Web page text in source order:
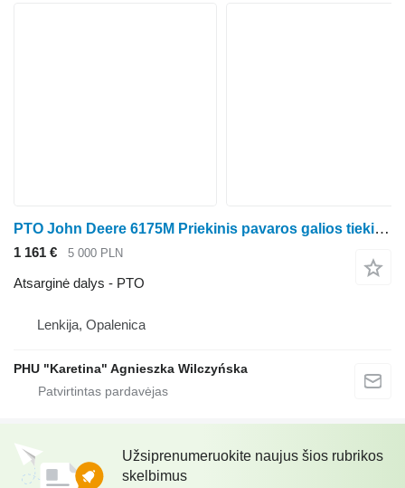
PTO John Deere 6175M Priekinis pavaros galios tiekimo velenas L221332 L221337 L221432 ratinio traktoriaus John Deere 6175M
1 161 € 5 000 PLN
Atsarginė dalys - PTO
Lenkija, Opalenica
PHU "Karetina" Agnieszka Wilczyńska
Užsiprenumeruokite naujus šios rubrikos
skelbimus